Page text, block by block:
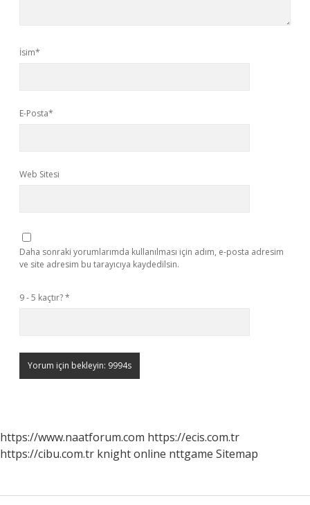
İsim*
E-Posta*
Web Sitesi
Daha sonraki yorumlarımda kullanılması için adım, e-posta adresim
ve site adresim bu tarayıcıya kaydedilsin.
9 - 5 kaçtır?*
https://www.naatforum.com https://ecis.com.tr
https://cibu.com.tr knight online nttgame Sitemap